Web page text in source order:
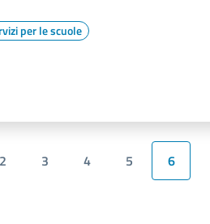
per le scuole
2 3 4 5 6